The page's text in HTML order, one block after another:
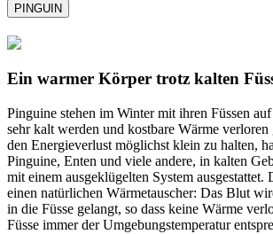
PINGUIN
Ein warmer Körper trotz kalten
Pinguine stehen im Winter mit ihren Füssen
sehr kalt werden und kostbare Wärme
den Energieverlust möglichst klein zu halten,
Pinguine, Enten und viele andere, in kalten
mit einem ausgeklügelten System ausgestattet.
einen natürlichen Wärmetauscher: Das Blut
in die Füsse gelangt, so dass keine Wärme
Füsse immer der Umgebungstemperatur